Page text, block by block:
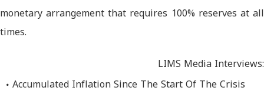
monetary arrangement that requires 100% reserves at all
times.
LIMS Media Interviews:
Accumulated Inflation Since The Start Of The Crisis